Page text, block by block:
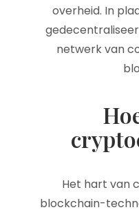
overheid. In
netwerk van
Het hart van
blockchain-